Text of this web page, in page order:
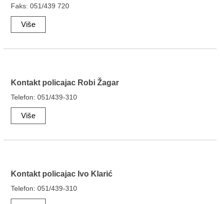
Faks: 051/439 720
Više
Kontakt policajac Robi Žagar
Telefon: 051/439-310
Više
Kontakt policajac Ivo Klarić
Telefon: 051/439-310